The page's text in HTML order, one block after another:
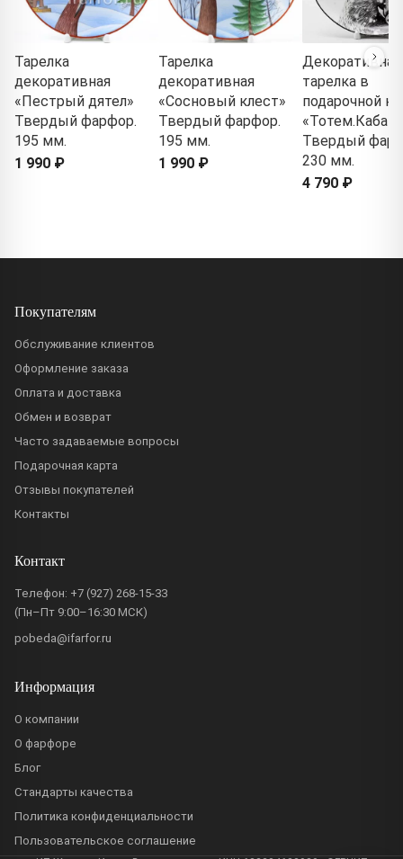
Тарелка
декоративная
«Пестрый дятел»
Твердый фарфор.
195 мм.
1 990 ₽
Тарелка
декоративная
«Сосновый клест»
Твердый фарфор.
195 мм.
1 990 ₽
Декоративная
тарелка в
подарочной
«Тотем.Кабан»
Твердый
230 мм.
4 790 ₽
Покупателям
Обслуживание клиентов
Оформление заказа
Оплата и доставка
Обмен и возврат
Часто задаваемые вопросы
Подарочная карта
Отзывы покупателей
Контакты
Контакт
Телефон: +7 (927) 268-15-33
(Пн–Пт 9:00–16:30 МСК)
pobeda@ifarfor.ru
Информация
О компании
О фарфоре
Блог
Стандарты качества
Политика конфиденциальности
Пользовательское соглашение